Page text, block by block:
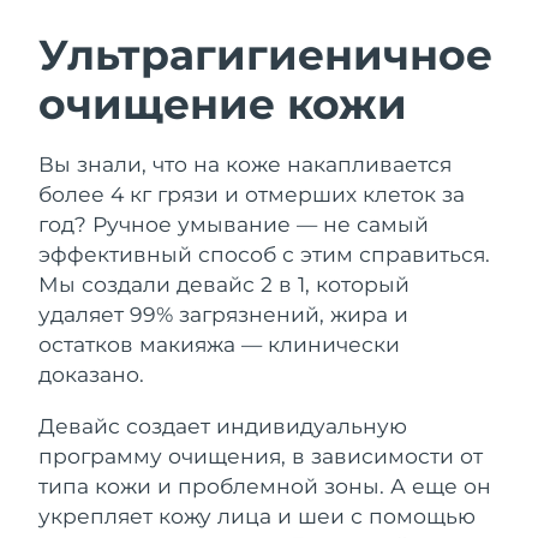
Ультрагигиеничное
очищение кожи
Вы знали, что на коже накапливается
более 4 кг грязи и отмерших клеток за
год? Ручное умывание — не самый
эффективный способ с этим справиться.
Мы создали девайс 2 в 1, который
удаляет 99% загрязнений, жира и
остатков макияжа — клинически
доказано.
Девайс создает индивидуальную
программу очищения, в зависимости от
типа кожи и проблемной зоны. А еще он
укрепляет кожу лица и шеи с помощью
LUNA™ 4 набор
Anti-aging massage
LUNA™ 4 Plus
Massage, LED heating
LUNA™ 4 Men
For men, anti-aging massage
BEAR™ 2 набор
Microcurrent toning
BEAR™ 2 go
Microcurrent toning on-the-go
BEAR™ 2 eyes & lips
Microcurrent line smoothing device
Увлажнение
UFO™ 3 набор
UFO™ 3 LED
Near-infrared and red light therapy
device
Забота о полости рта
issa™ 4
issa™ 4 plus
Smart hybrid silicone sonic toothbrush
FAQ™ АНТИВОЗРАСТНОЙ УХОД
Омоложение LED-процедуры
Австралия
Ожидаемая дата доставки
Австрия
Ожидаемая дата доставки
09/08/2026
Бахрейн
10/08/2026
Бельгия
Ожидаемая дата доставки
Босния и
Герцеговина
Ожидаемая дата доставки
12/08/2026